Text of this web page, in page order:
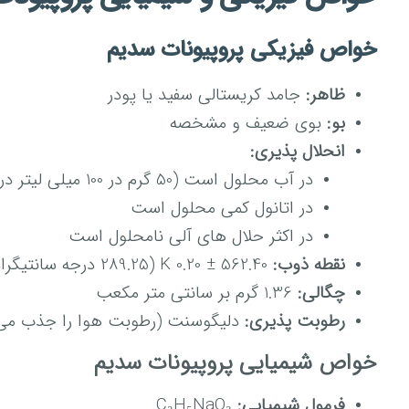
خواص فیزیکی پروپیونات سدیم
ظاهر: جامد کریستالی سفید یا پودر
بو: بوی ضعیف و مشخصه
انحلال پذیری:
در آب محلول است (50 گرم در 100 میلی لیتر در دمای 20 درجه سانتیگراد)
در اتانول کمی محلول است
در اکثر حلال های آلی نامحلول است
نقطه ذوب:
چگالی:
رطوبت پذیری: دلیگوسنت (رطوبت هوا را جذب
خواص شیمیایی پروپیونات سدیم